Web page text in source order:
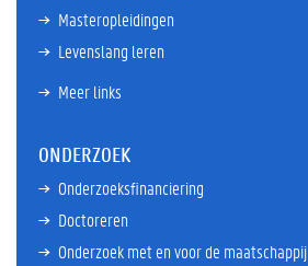
Masteropleidingen
Levenslang leren
Meer links
ONDERZOEK
Onderzoeksfinanciering
Doctoreren
Onderzoek met en voor de maatschappij